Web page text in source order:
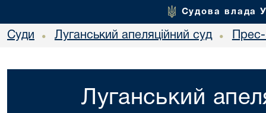
Судова влада
Суди • Луганський апеляційний суд •
Луганський